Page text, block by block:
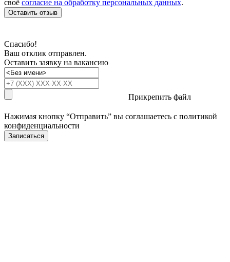
своё согласие на обработку персональных данных.
Оставить отзыв
Спасибо!
Ваш отклик отправлен.
Оставить заявку на вакансию
Прикрепить файл
Нажимая кнопку “Отправить” вы соглашаетесь с политикой
конфиденциальности
Записаться